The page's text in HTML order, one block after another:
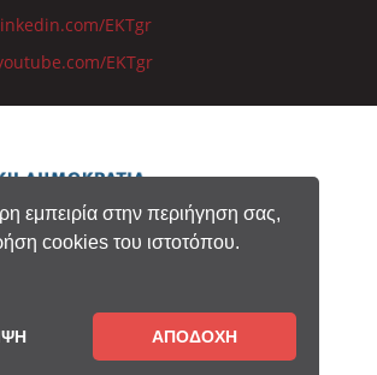
εμπειρία στην περιήγηση σας,
cookies του ιστοτόπου.
ΑΠΟΔΟΧΗ
EKTgr
EKTgr
Τεκμηρίωσης
Απορρήτου •Copyright